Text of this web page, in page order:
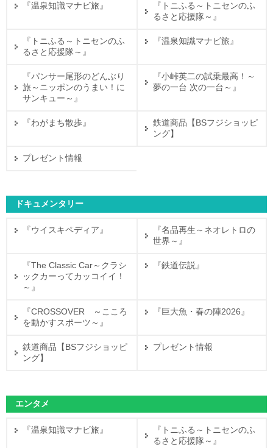
『温泉知識マナビ旅』
『トニふる～トニセンのふ
るさと応援隊～』
『トニふる～トニセンのふ
るさと応援隊～』
『温泉知識マナビ旅』
『パンサー尾形のどんぶり
旅～ニッポンのうまい！に
サンキュー～』
『小峠英二の試乗最高！～
夢の一台 次の一台～』
『わがまち散歩』
鉄道商品【BSフジショッピ
ング】
プレゼント情報
ドキュメンタリー
『ウイスキペディア』
『名品再生～ネオレトロの
世界～』
『The Classic Car～クラシ
ックカーってカッコイイ！
～』
『鉄道伝説』
『CROSSOVER ～こころ
を動かすスポーツ～』
『巨大魚・春の陣2026』
鉄道商品【BSフジショッピ
ング】
プレゼント情報
エンタメ
『温泉知識マナビ旅』
『トニふる～トニセンのふ
るさと応援隊～』